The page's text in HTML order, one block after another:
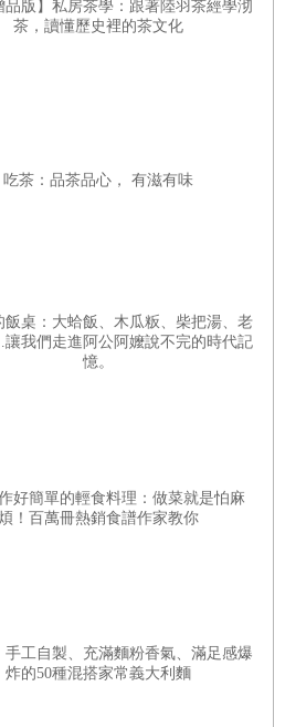
常的「相生」關係，講求「相乘」體
理。
自然、多病早衰的現代人來說，藥
、容易執行、從根固本的好方法，
學的根本大法。
」與「藥材」的相加，而是以漢
狀況與季節量身訂做的健康料理，
樂見難懂的五行理論，整理成人人
多多運用這套養生智慧，讓身體脫
不再來！」
日本大學醫學博士
品版】私房茶學：跟著陸羽茶經學沏
茶，讀懂歷史裡的茶文化
吃茶：品茶品心， 有滋有味
飯桌：大蛤飯、木瓜粄、柴把湯、老
我們走進阿公阿嬤說不完的時代記
憶。
好簡單的輕食料理：做菜就是怕麻
！百萬冊熱銷食譜作家教你
手工自製、充滿麵粉香氣、滿足感爆
炸的50種混搭家常義大利麵